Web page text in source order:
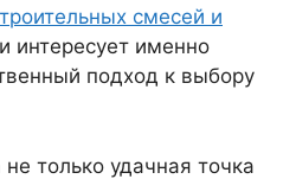
смесей и
интересует именно
подход к выбору
только удачная точка